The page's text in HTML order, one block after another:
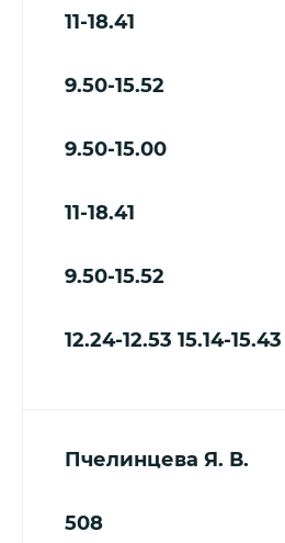
11-18.41
9.50-15.52
9.50-15.00
11-18.41
9.50-15.52
12.24-12.53 15.14-15.43
Пчелинцева Я. В.
508